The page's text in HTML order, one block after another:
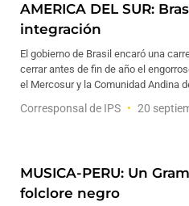
AMERICA DEL SUR:
integración
El gobierno de Brasil encaró una
cerrar antes de fin de año el
el Mercosur y la Comunidad Andina
Corresponsal de IPS 20
MUSICA-PERU: Un
folclore negro